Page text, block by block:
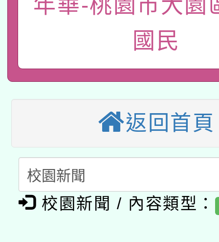
用水績優單位及節水達
開 智慧啟航」
本校115學年度第2次
招甄選結果公告(無人
招)
適應運動共學行動站研
本館辦理115年度閱讀
暨閱讀推動專業研習
科技賦能─人工智慧
礎課程
A3數位素養講師名單
「數位內容與教學軟體
pilot」
有關大陸委員會函釋公
薪期間赴陸應申請許可
轉知經濟部水利署委託
國民
返回首頁
校園新聞 / 內容類型：